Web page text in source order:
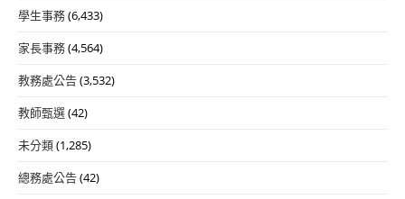
學生事務(6,433)
家長事務(4,564)
教務處公告(3,532)
教師甄選(42)
未分類(1,285)
總務處公告(42)